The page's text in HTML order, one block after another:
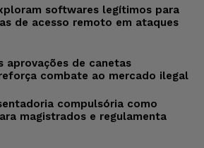
softwares legítimos para
de acesso remoto em ataques
aprovações de canetas
combate ao mercado ilegal
compulsória como
magistrados e regulamenta